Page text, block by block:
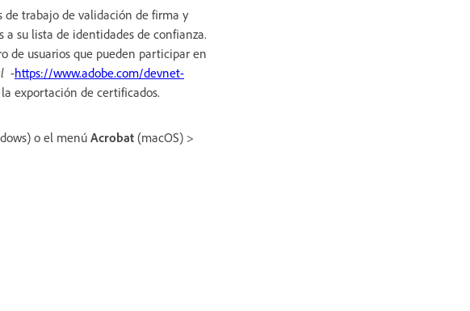
de trabajo de validación de firma y
su lista de identidades de confianza.
de usuarios que pueden participar en
-https://www.adobe.com/devnet-
exportación de certificados.
o el menúAcrobat (macOS) >